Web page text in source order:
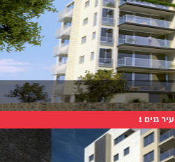
עיר גנים 1